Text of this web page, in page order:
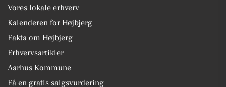
Vores lokale erhverv
Kalenderen for Højbjerg
Fakta om Højbjerg
Erhvervsartikler
Aarhus Kommune
Få en gratis salgsvurdering